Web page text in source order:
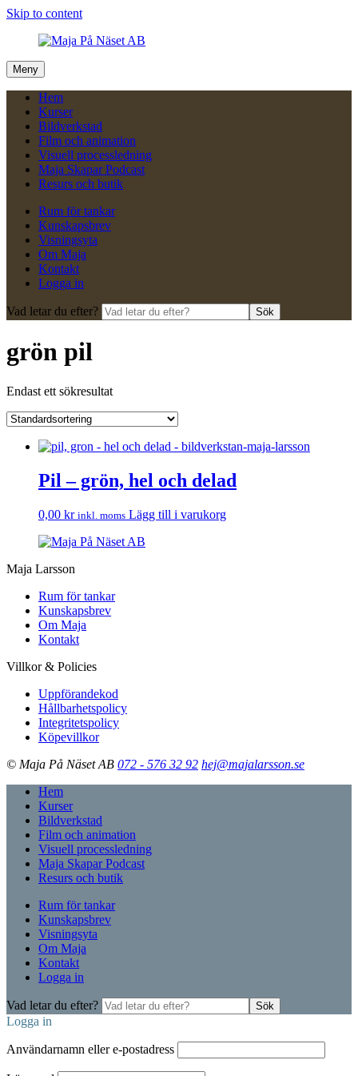
Skip to content
Meny
Hem
Kurser
Bildverkstad
Film och animation
Visuell processledning
Maja Skapar Podcast
Resurs och butik
Rum för tankar
Kunskapsbrev
Visningsyta
Om Maja
Kontakt
Logga in
Vad letar du efter? Sök
grön pil
Endast ett sökresultat
Pil – grön, hel och delad
0,00 kr inkl. moms Lägg till i varukorg
Maja Larsson
Rum för tankar
Kunskapsbrev
Om Maja
Kontakt
Villkor & Policies
Uppförandekod
Hållbarhetspolicy
Integritetspolicy
Köpevillkor
© Maja På Näset AB 072 - 576 32 92 hej@majalarsson.se
Hem
Kurser
Bildverkstad
Film och animation
Visuell processledning
Maja Skapar Podcast
Resurs och butik
Rum för tankar
Kunskapsbrev
Visningsyta
Om Maja
Kontakt
Logga in
Vad letar du efter? Sök
Logga in
Användarnamn eller e-postadress